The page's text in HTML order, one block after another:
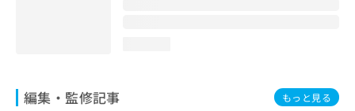
編集・監修記事 もっと見る